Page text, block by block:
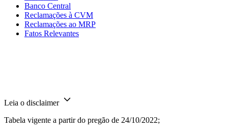
Banco Central
Reclamações à CVM
Reclamações ao MRP
Fatos Relevantes
Leia o disclaimer
Tabela vigente a partir do pregão de 24/10/2022;